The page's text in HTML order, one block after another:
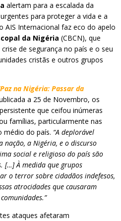
alertam para a escalada da
para proteger a vida e a
AIS Internacional faz eco do apelo
da Nigéria (CBCN), que
de segurança no país e o seu
cristãs e outros grupos
na Nigéria: Passar da
a 25 de Novembro, os
que ceifou inúmeras
famílias, particularmente nas
médio do país. “A deplorável
nação, a Nigéria, e o discurso
social e religioso do país são
[…] À medida que grupos
o terror sobre cidadãos indefesos,
atrocidades que causaram
ataques afetaram